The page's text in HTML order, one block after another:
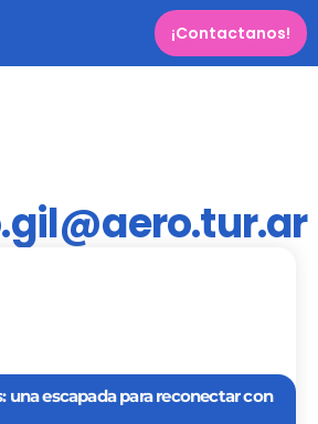
¡Contactanos!
una escapada para reconectar con